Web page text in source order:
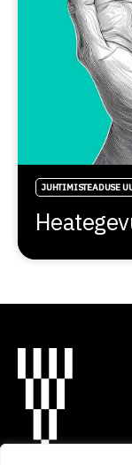
JUHTIMISTEADUSE